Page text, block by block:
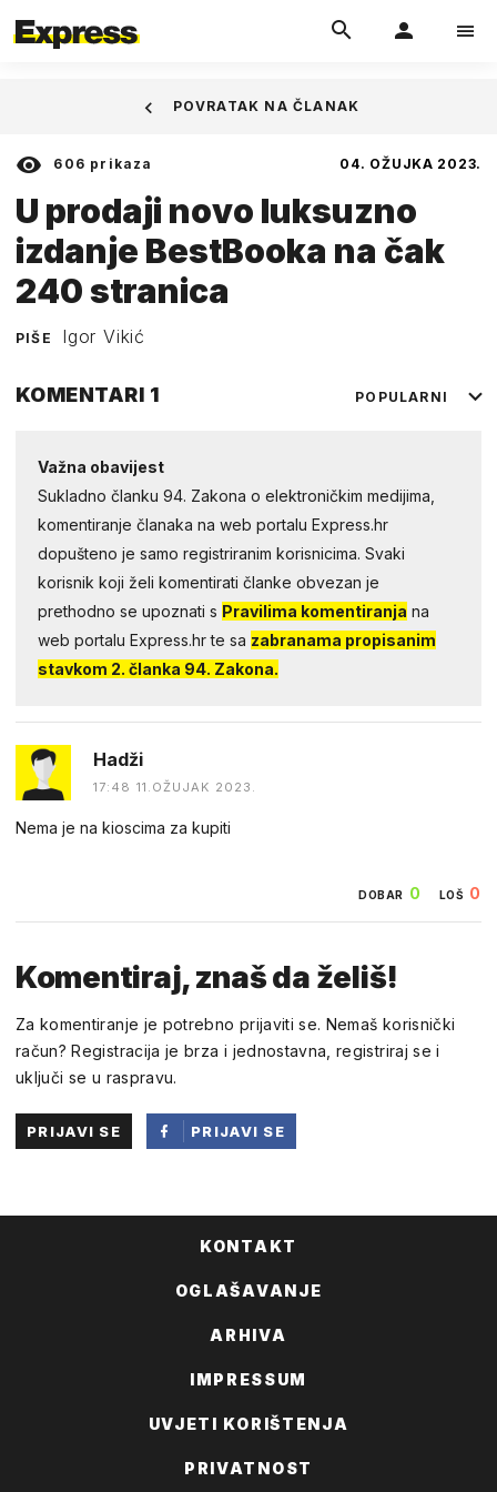
606 prikaza 04. OŽUJKA 2023.
U prodaji novo luksuzno
izdanje BestBooka na čak
240 stranica
PIŠE Igor Vikić
POVRATAK NA ČLANAK
KOMENTARI 1 POPULARNI
Važna obavijest
Sukladno članku 94. Zakona o elektroničkim medijima,
komentiranje članaka na web portalu Express.hr
dopušteno je samo registriranim korisnicima. Svaki
korisnik koji želi komentirati članke obvezan je
prethodno se upoznati s Pravilima komentiranja na
web portalu Express.hr te sa zabranama propisanim
stavkom 2. članka 94. Zakona.
Hadži
17:48 11.OŽUJAK 2023.
Nema je na kioscima za kupiti
DOBAR 0 LOŠ 0
Komentiraj, znaš da želiš!
Za komentiranje je potrebno prijaviti se. Nemaš korisnički
račun? Registracija je brza i jednostavna, registriraj se i
uključi se u raspravu.
PRIJAVI SE
PRIJAVI SE
KONTAKT
OGLAŠAVANJE
ARHIVA
IMPRESSUM
UVJETI KORIŠTENJA
PRIVATNOST